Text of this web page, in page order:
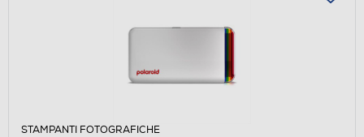
STAMPANTI FOTOGRAFICHE